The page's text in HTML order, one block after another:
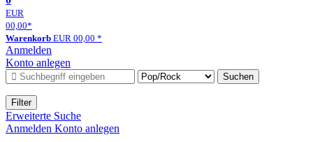
EUR
00,00*
Warenkorb EUR 00,00 *
Anmelden
Konto anlegen
Suchen
Filter
Erweiterte Suche
Anmelden Konto anlegen